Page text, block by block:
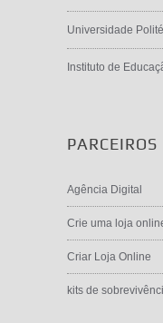
Universidade
Instituto de
PARCEIROS
Agência Digital
Crie uma loja
Criar Loja Online
kits de